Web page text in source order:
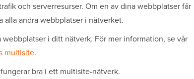
och serverresurser. Om en av dina webbplatser får
alla andra webbplatser i nätverket.
webbplatser i ditt nätverk. För mer information, se vår
multisite.
bra i ett multisite-nätverk.